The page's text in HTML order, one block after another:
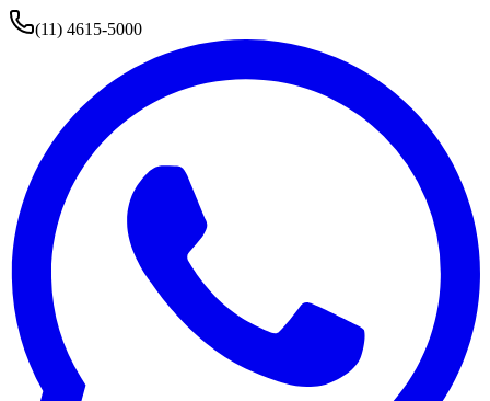
(11) 4615-5000